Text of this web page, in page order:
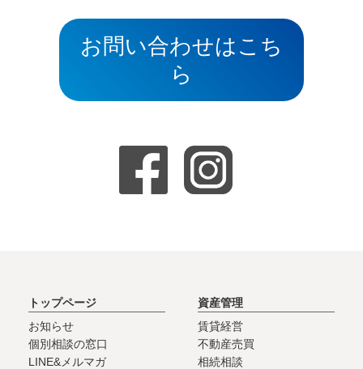
お問い合わせはこち
ら
トップページ
お知らせ
個別相談の窓口
LINE&メルマガ
資産管理
賃貸経営
不動産売買
相続相談